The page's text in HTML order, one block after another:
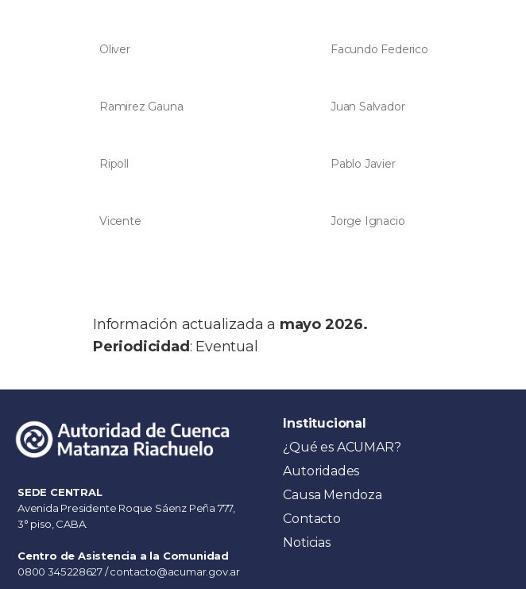
Oliver Facundo Federico
Ramirez Gauna Juan Salvador
Ripoll Pablo Javier
Vicente Jorge Ignacio
Información actualizada a mayo 2026.
Periodicidad: Eventual
SEDE CENTRAL
Avenida Presidente Roque Sáenz Peña 777,
3° piso, CABA.
Centro de Asistencia a la Comunidad
0800 345 228627/contacto@acumar.gov.ar
Institucional
¿Qué es ACUMAR?
Autoridades
Causa Mendoza
Contacto
Noticias